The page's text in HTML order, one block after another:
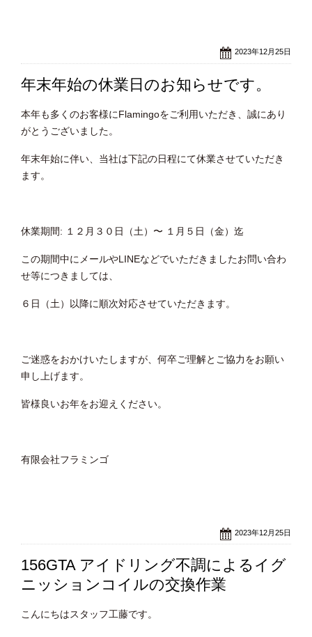
2023年12月25日
年末年始の休業日のお知らせです。
本年も多くのお客様にFlamingoをご利用いただき、誠にあり
がとうございました。
年末年始に伴い、当社は下記の日程にて休業させていただき
ます。
休業期間: １２月３０日（土）〜 １月５日（金）迄
この期間中にメールやLINEなどでいただきましたお問い合わ
せ等につきましては、
６日（土）以降に順次対応させていただきます。
ご迷惑をおかけいたしますが、何卒ご理解とご協力をお願い
申し上げます。
皆様良いお年をお迎えください。
有限会社フラミンゴ
2023年12月25日
156GTA アイドリング不調によるイグ
ニッションコイルの交換作業
こんにちはスタッフ工藤です。